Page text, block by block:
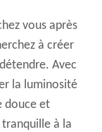
vous après
à créer
Avec
la luminosité
douce et
à la